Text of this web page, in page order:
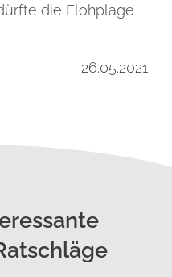
die Flohplage
26.05.2021